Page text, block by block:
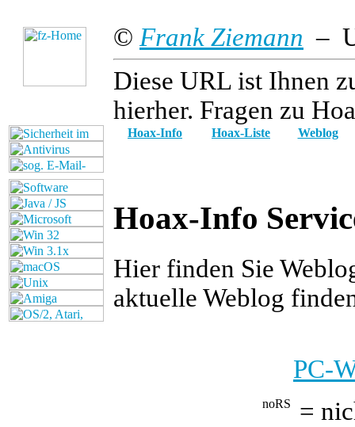
© Frank Ziemann –
Diese URL ist Ihnen
hierher. Fragen zu
Hoax-Info Hoax-Liste Weblog
Hoax-Info
Hier finden Sie
aktuelle Weblog
PC-
=